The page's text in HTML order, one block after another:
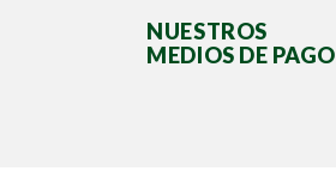
NUESTROS
MEDIOS DE PAGO